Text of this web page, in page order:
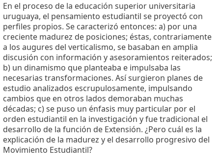
En el proceso de la educación superior universitaria
uruguaya, el pensamiento estudiantil se proyectó con
perfiles propios. Se caracterizó entonces: a) por una
creciente madurez de posiciones; éstas, contrariamente
a los augures del verticalismo, se basaban en amplia
discusión con información y asesoramientos reiterados;
b) un dinamismo que planteaba e impulsaba las
necesarias transformaciones. Así surgieron planes de
estudio analizados escrupulosamente, impulsando
cambios que en otros lados demoraban muchas
décadas; c) se puso un énfasis muy particular por el
orden estudiantil en la investigación y fue tradicional el
desarrollo de la función de Extensión. ¿Pero cuál es la
explicación de la madurez y el desarrollo progresivo del
Movimiento Estudiantil?